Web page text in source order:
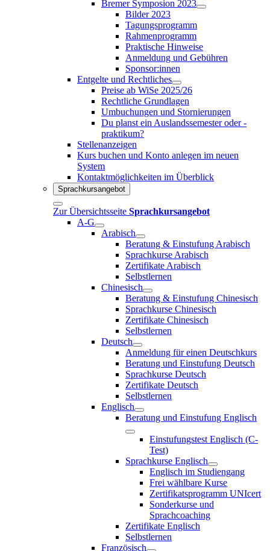
Bremer Symposion 2023
Bilder 2023
Tagungsprogramm
Rahmenprogramm
Praktische Hinweise
Anmeldung und Gebühren
Sponsor:innen
Entgelte und Rechtliches
Preise ab WiSe 2025/26
Rechtliche Grundlagen
Umbuchungen und Stornierungen
Du planst ein Auslandssemester oder -
praktikum?
Stellenanzeigen
Kurs buchen und Konto anlegen im neuen
System
Kontaktmöglichkeiten im Überblick
Sprachkursangebot
Zur Übersichtsseite Sprachkursangebot
A-G
Arabisch
Beratung & Einstufung Arabisch
Sprachkurse Arabisch
Zertifikate Arabisch
Selbstlernen
Chinesisch
Beratung & Einstufung Chinesisch
Sprachkurse Chinesisch
Zertifikate Chinesisch
Selbstlernen
Deutsch
Anmeldung für einen Deutschkurs
Beratung und Einstufung Deutsch
Sprachkurse Deutsch
Zertifikate Deutsch
Selbstlernen
Englisch
Beratung und Einstufung Englisch
Einstufungstest Englisch (C-
Test)
Sprachkurse Englisch
Englisch im Studiengang
Frei wählbare Kurse
Zertifikatsprogramm UNIcert
Sonderkurse und
Sprachcoaching
Zertifikate Englisch
Selbstlernen
Französisch